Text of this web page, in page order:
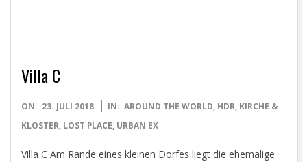
Villa C
2018-
07-
ON: 23. JULI 2018 IN: AROUND THE WORLD, HDR, KIRCHE &
KLOSTER, LOST PLACE, URBAN EX
Villa C Am Rande eines kleinen Dorfes liegt die ehemalige